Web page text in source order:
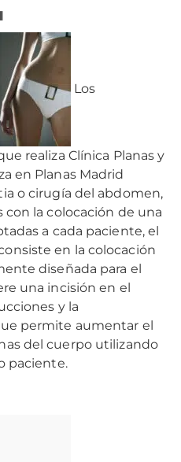
Los
realiza Clínica Planas y
en Planas Madrid
o cirugía del abdomen,
la colocación de una
a cada paciente, el
en la colocación
diseñada para el
una incisión en el
y la
permite aumentar el
del cuerpo utilizando
paciente.